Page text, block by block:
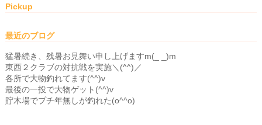
Pickup
最近のブログ
猛暑続き、残暑お見舞い申し上げますm(_ _)m
東西２クラブの対抗戦を実施＼(^^)／
各所で大物釣れてます(^^)v
最後の一投で大物ゲット(^^)v
貯木場でプチ年無しが釣れた(o^^o)